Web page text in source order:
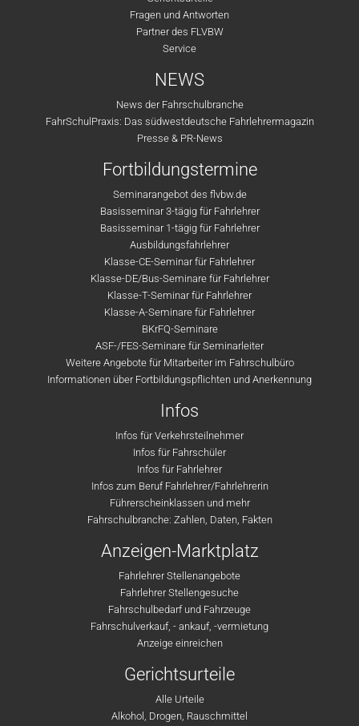
Fragen und Antworten
Partner des FLVBW
Service
NEWS
News der Fahrschulbranche
FahrSchulPraxis: Das südwestdeutsche Fahrlehrermagazin
Presse & PR-News
Fortbildungstermine
Seminarangebot des flvbw.de
Basisseminar 3-tägig für Fahrlehrer
Basisseminar 1-tägig für Fahrlehrer
Ausbildungsfahrlehrer
Klasse-CE-Seminar für Fahrlehrer
Klasse-DE/Bus-Seminare für Fahrlehrer
Klasse-T-Seminar für Fahrlehrer
Klasse-A-Seminare für Fahrlehrer
BKrFQ-Seminare
ASF-/FES-Seminare für Seminarleiter
Weitere Angebote für Mitarbeiter im Fahrschulbüro
Informationen über Fortbildungspflichten und Anerkennung
Infos
Infos für Verkehrsteilnehmer
Infos für Fahrschüler
Infos für Fahrlehrer
Infos zum Beruf Fahrlehrer/Fahrlehrerin
Führerscheinklassen und mehr
Fahrschulbranche: Zahlen, Daten, Fakten
Anzeigen-Marktplatz
Fahrlehrer Stellenangebote
Fahrlehrer Stellengesuche
Fahrschulbedarf und Fahrzeuge
Fahrschulverkauf, - ankauf, -vermietung
Anzeige einreichen
Gerichtsurteile
Alle Urteile
Alkohol, Drogen, Rauschmittel